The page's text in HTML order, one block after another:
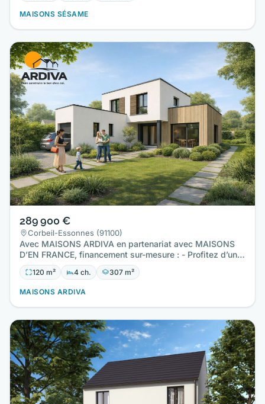
MAISONS SÉSAME
289 900 €
Corbeil-Essonnes (91100)
Avec MAISONS ARDIVA en partenariat avec MAISONS
D’EN FRANCE, financement sur-mesure : - Profitez d’un
prêt à TAUX ZERO…
120 m² 4 ch. 307 m²
MAISONS ARDIVA